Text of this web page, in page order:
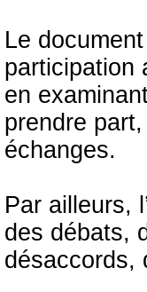
Le
participation
en
prendre
échanges.
Par ailleurs,
des débats,
désaccords,